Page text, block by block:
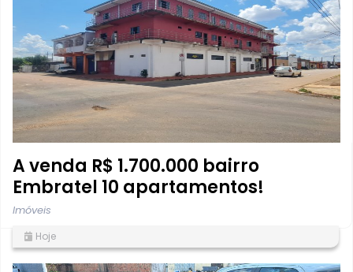
A venda R$ 1.700.000 bairro
Embratel 10 apartamentos!
Imóveis
Hoje